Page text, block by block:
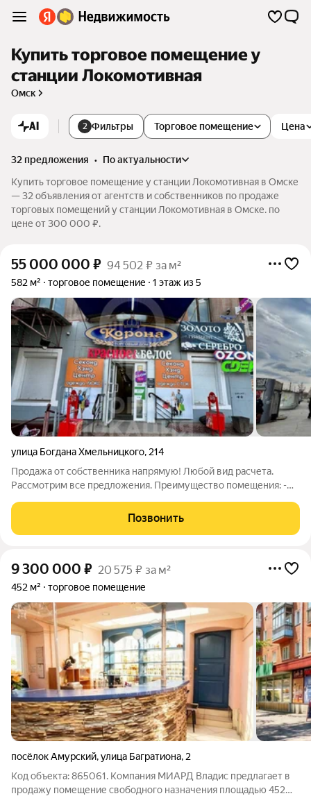
Купить торговое помещение у
станции Локомотивная
Омск
AI 2 Фильтры Торговое помещение Цена
32 предложения •
по актуальности
Купить торговое помещение у станции Локомотивная в Омске
— 32 объявления от агентств и собственников по продаже
торговых помещений у станции Локомотивная в Омске. по
цене от 300 000 ₽.
55 000 000 ₽ 94 502 ₽ за м²
582 м² торговое помещение 1 этаж из 5
улица Богдана Хмельницкого, 214
Продажа от собственника напрямую! Любой вид расчета.
Рассмотрим все предложения. Преимущество помещения: -
помещения составляет 582 квадратных метров. -
Функциональное помещение без потери
Позвонить
9 300 000 ₽ 20 575 ₽ за м²
452 м² торговое помещение
посёлок Амурский,улица Багратиона, 2
Код объекта: 865061. Компания МИАРД Владис предлагает в
продажу помещение свободного назначения площадью 452